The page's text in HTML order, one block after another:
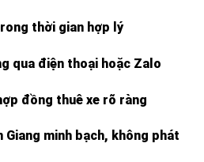
thời gian hợp lý
qua điện thoại hoặc Zalo
đồng thuê xe rõ ràng
Giang minh bạch, không phát